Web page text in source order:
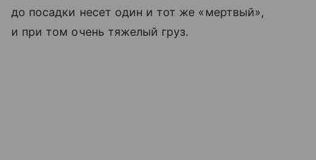
до посадки несет один и тот же «мертвый»,
и при том очень тяжелый груз.